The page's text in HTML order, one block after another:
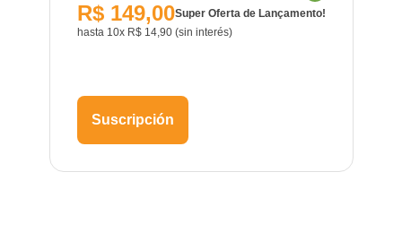
R$ 149,00Super Oferta de Lançamento!
hasta 10x R$ 14,90 (sin interés)
Suscripción